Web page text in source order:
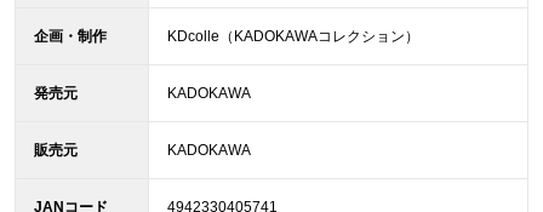
企画・制作 KDcolle（KADOKAWAコレクション）
発売元 KADOKAWA
販売元 KADOKAWA
JANコード 4942330405741